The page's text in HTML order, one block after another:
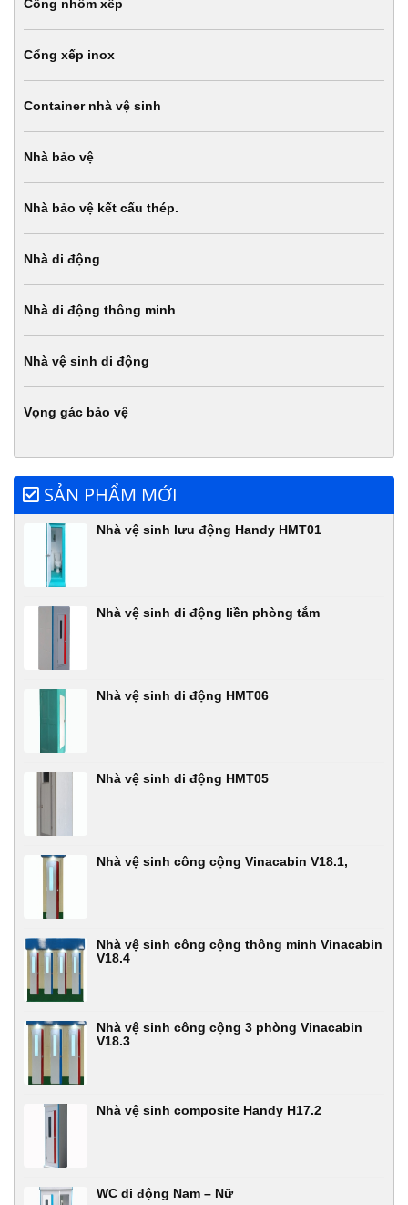
Cổng nhôm xếp
Cổng xếp inox
Container nhà vệ sinh
Nhà bảo vệ
Nhà bảo vệ kết cấu thép.
Nhà di động
Nhà di động thông minh
Nhà vệ sinh di động
Vọng gác bảo vệ
SẢN PHẨM MỚI
Nhà vệ sinh lưu động Handy HMT01
Nhà vệ sinh di động liền phòng tắm
Nhà vệ sinh di động HMT06
Nhà vệ sinh di động HMT05
Nhà vệ sinh công cộng Vinacabin V18.1,
Nhà vệ sinh công cộng thông minh Vinacabin
V18.4
Nhà vệ sinh công cộng 3 phòng Vinacabin
V18.3
Nhà vệ sinh composite Handy H17.2
WC di động Nam – Nữ